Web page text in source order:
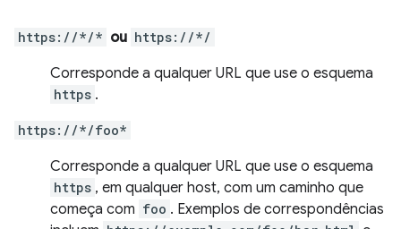
https://*/* ou https://*/
Corresponde a qualquer URL que use o esquema
https .
https://*/foo*
Corresponde a qualquer URL que use o esquema
https , em qualquer host, com um caminho que
começa com foo . Exemplos de correspondências